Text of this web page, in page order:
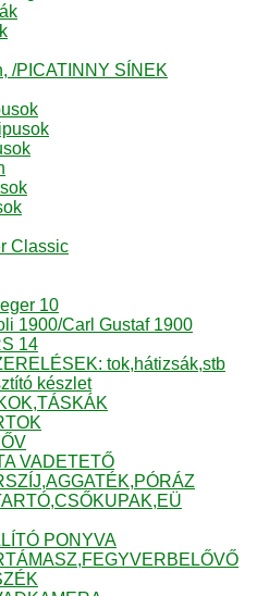
/PICATINNY SÍNEK
Classic
10
1900/Carl Gustaf 1900
14
tok,hátizsák,stb
készlet
VADETETŐ
PONYVA